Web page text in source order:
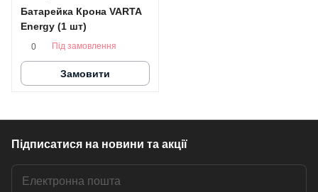
Батарейка Крона VARTA
Energy (1 шт)
0 Під замовлення
Замовити
Підписатися на новини та акції